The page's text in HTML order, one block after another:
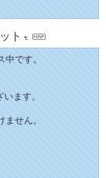
ト
です。
ます。
せん。